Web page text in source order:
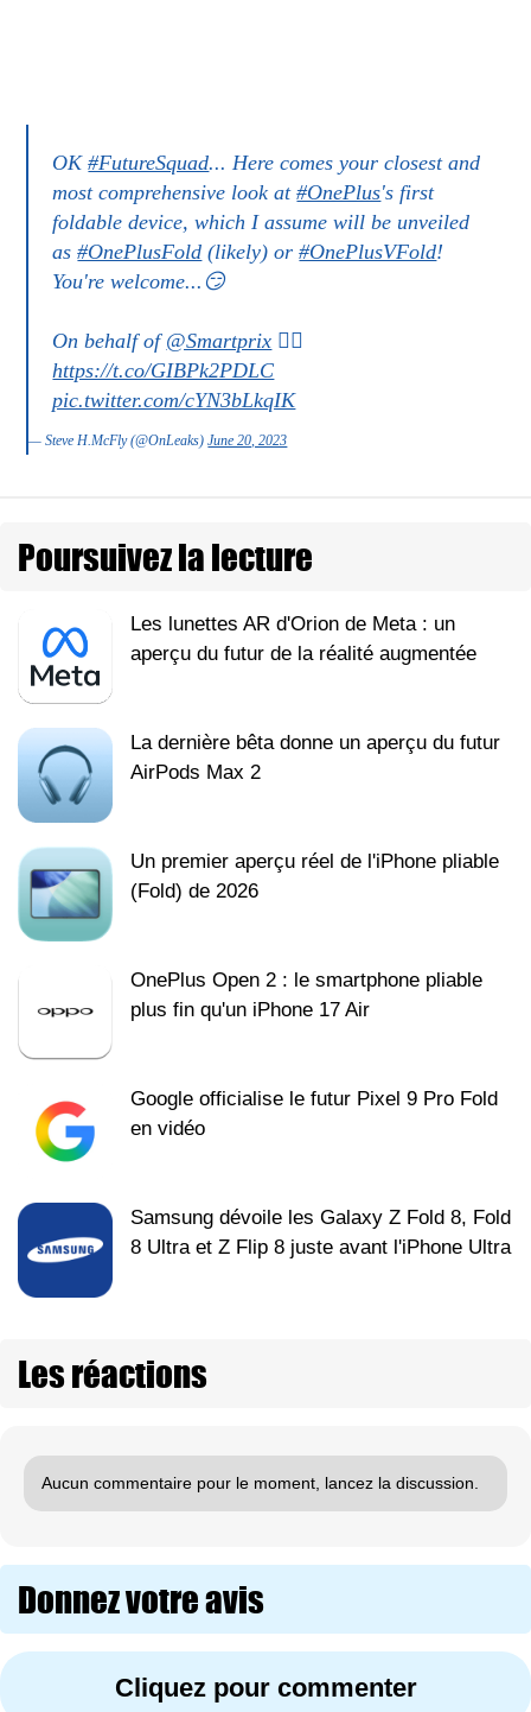
OK#FutureSquad... Here comes your closest and
most comprehensive look at#OnePlus's first
foldable device, which I assume will be unveiled
as#OnePlusFold (likely) or#OnePlusVFold!
You're welcome...😏
On behalf of @Smartprix 👉🏻
https://t.co/GIBPk2PDLC
pic.twitter.com/cYN3bLkqIK
— Steve H.McFly (@OnLeaks)June 20, 2023
Poursuivez la lecture
Les lunettes AR d'Orion de Meta : un
aperçu du futur de la réalité augmentée
La dernière bêta donne un aperçu du futur
AirPods Max 2
Un premier aperçu réel de l'iPhone pliable
(Fold) de 2026
OnePlus Open 2 : le smartphone pliable
plus fin qu'un iPhone 17 Air
Google officialise le futur Pixel 9 Pro Fold
en vidéo
Samsung dévoile les Galaxy Z Fold 8, Fold
8 Ultra et Z Flip 8 juste avant l'iPhone Ultra
Les réactions
Aucun commentaire pour le moment, lancez la discussion.
Donnez votre avis
Cliquez pour commenter